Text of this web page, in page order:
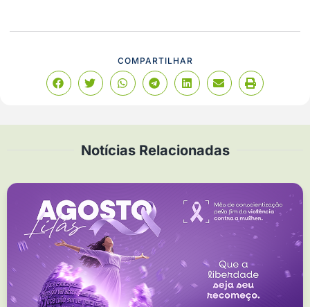
COMPARTILHAR
Notícias Relacionadas